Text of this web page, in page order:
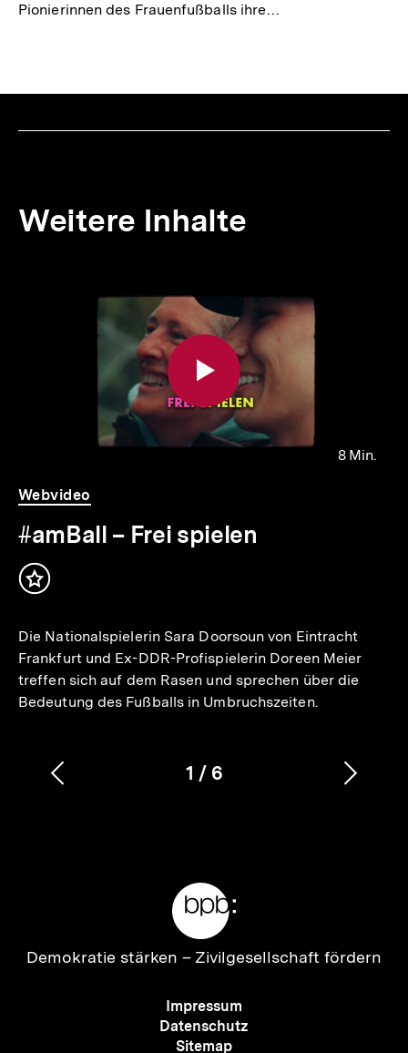
Pionierinnen des Frauenfußballs ihre…
Weitere Inhalte
überspringen
8 Min.
Video
Dauer
8
Min.
Webvideo
#amBall – Frei spielen
Inhalt
Die Nationalspielerin Sara Doorsoun von Eintracht
Frankfurt und Ex-DDR-Profispielerin Doreen Meier
treffen sich auf dem Rasen und sprechen über die
Bedeutung des Fußballs in Umbruchszeiten.
Karussellinhalt
1
von
/ 6
Vorherigen
Zur
Demokratie stärken – Zivilgesellschaft fördern
Meta-
Navigation
Impressum
Datenschutz
Sitemap